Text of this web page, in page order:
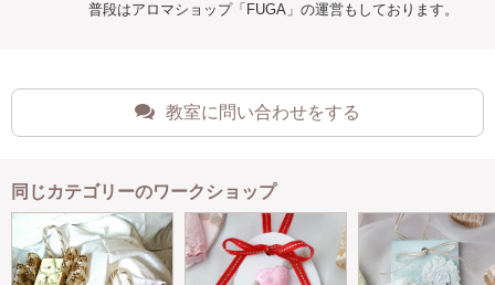
普段はアロマショップ「FUGA」の運営もしております。
教室に問い合わせをする
同じカテゴリーのワークショップ